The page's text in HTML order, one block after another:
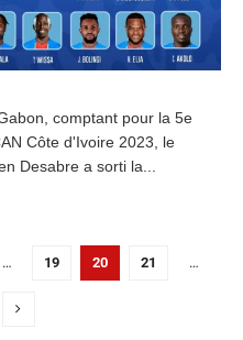
comptant pour la 5e
Côte d'Ivoire 2023, le
Desabre a sorti la...
… 19 20 21 …